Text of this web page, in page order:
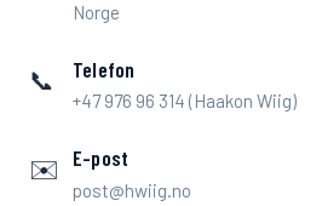
Norge
📞 Telefon
+47 976 96 314 (Haakon Wiig)
✉️ E-post
post@hwiig.no